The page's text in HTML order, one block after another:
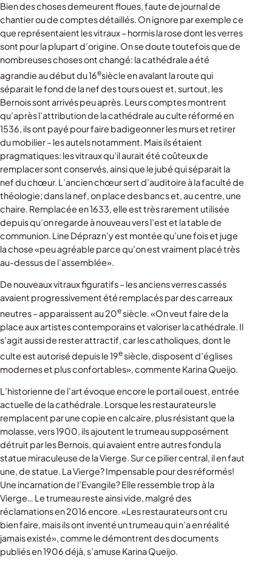
Bien des choses demeurent floues, faute de journal de
chantier ou de comptes détaillés. On ignore par exemple ce
que représentaient les vitraux – hormis la rose dont les verres
sont pour la plupart d’origine. On se doute toutefois que de
nombreuses choses ont changé: la cathédrale a été
agrandie au début du 16esiècle en avalant la route qui
séparait le fond de la nef des tours ouest et, surtout, les
Bernois sont arrivés peu après. Leurs comptes montrent
qu’après l’attribution de la cathédrale au culte réformé en
1536, ils ont payé pour faire badigeonner les murs et retirer
du mobilier – les autels notamment. Mais ils étaient
pragmatiques: les vitraux qu’il aurait été coûteux de
remplacer sont conservés, ainsi que le jubé qui séparait la
nef du chœur. L’ancien chœur sert d’auditoire à la faculté de
théologie; dans la nef, on place des bancs et, au centre, une
chaire. Remplacée en 1633, elle est très rarement utilisée
depuis qu’on regarde à nouveau vers l’est et la table de
communion. Line Dépraz n’y est montée qu’une fois et juge
la chose «peu agréable parce qu’on est vraiment placé très
au-dessus de l’assemblée».
De nouveaux vitraux figuratifs – les anciens verres cassés
avaient progressivement été remplacés par des carreaux
neutres – apparaissent au 20esiècle. «On veut faire de la
place aux artistes contemporains et valoriser la cathédrale. Il
s’agit aussi de rester attractif, car les catholiques, dont le
culte est autorisé depuis le 19esiècle, disposent d’églises
modernes et plus confortables», commente Karina Queijo.
L’historienne de l’art évoque encore le portail ouest, entrée
actuelle de la cathédrale. Lorsque les restaurateurs le
remplacent par une copie en calcaire, plus résistant que la
molasse, vers 1900, ils ajoutent le trumeau supposément
détruit par les Bernois, qui avaient entre autres fondu la
statue miraculeuse de la Vierge. Sur ce pilier central, il en faut
une, de statue. La Vierge? Impensable pour des réformés!
Une incarnation de l’Evangile? Elle ressemble trop à la
Vierge… Le trumeau reste ainsi vide, malgré des
réclamations en 2016 encore. «Les restaurateurs ont cru
bien faire, mais ils ont inventé un trumeau qui n’a en réalité
jamais existé», comme le démontrent des documents
publiés en 1906 déjà, s’amuse Karina Queijo.